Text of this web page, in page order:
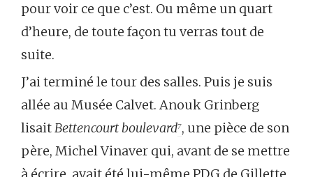
pour voir ce que c’est. Ou même un quart
d’heure, de toute façon tu verras tout de
suite.
J’ai terminé le tour des salles. Puis je suis
allée au Musée Calvet. Anouk Grinberg
lisaitBettencourt boulevard⁷, une pièce de son
père, Michel Vinaver qui, avant de se mettre